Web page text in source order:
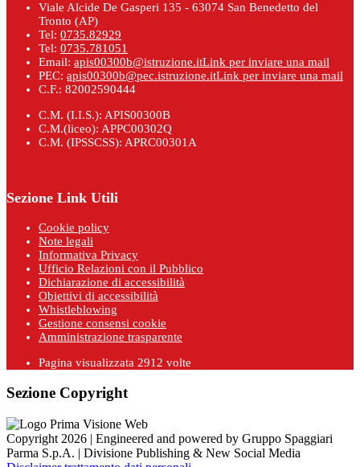
Viale Alcide De Gasperi 135 - 63074 San Benedetto del
Tronto (AP)
Tel: 0735.82929
Tel: 0735.781051
Email: apis00300b@istruzione.itLink per inviare una mail
PEC: apis00300b@pec.istruzione.itLink per inviare una mail
C.F.: 82002590444
C.M. (I.I.S.): APIS00300B
C.M.(liceo): APPC00302Q
C.M. (IPSSCSS): APRC00301A
Sezione Link Utili
Cookie policy
Note legali
Informativa Privacy
Ufficio Relazioni con il Pubblico
Dichiarazione di accessibilità
Obiettivi di accessibilità
Whistleblowing
Gestione consensi cookie
Amministrazione trasparente
Pagina visualizzata 2912 volte
Sezione Copyright
Copyright 2026 | Engineered and powered by Gruppo Spaggiari
Parma S.p.A. | Divisione Publishing & New Social Media